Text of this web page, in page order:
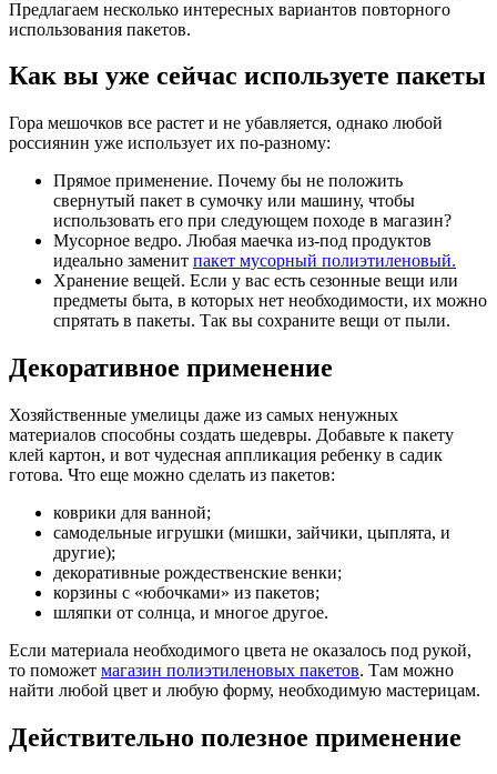
Предлагаем несколько интересных вариантов повторного
использования пакетов.
Как вы уже сейчас используете пакеты
Гора мешочков все растет и не убавляется, однако любой
россиянин уже использует их по-разному:
Прямое применение. Почему бы не положить
свернутый пакет в сумочку или машину, чтобы
использовать его при следующем походе в магазин?
Мусорное ведро. Любая маечка из-под продуктов
идеально заменит пакет мусорный полиэтиленовый.
Хранение вещей. Если у вас есть сезонные вещи или
предметы быта, в которых нет необходимости, их можно
спрятать в пакеты. Так вы сохраните вещи от пыли.
Декоративное применение
Хозяйственные умелицы даже из самых ненужных
материалов способны создать шедевры. Добавьте к пакету
клей картон, и вот чудесная аппликация ребенку в садик
готова. Что еще можно сделать из пакетов:
коврики для ванной;
самодельные игрушки (мишки, зайчики, цыплята, и
другие);
декоративные рождественские венки;
корзины с «юбочками» из пакетов;
шляпки от солнца, и многое другое.
Если материала необходимого цвета не оказалось под рукой,
то поможет магазин полиэтиленовых пакетов. Там можно
найти любой цвет и любую форму, необходимую мастерицам.
Действительно полезное применение